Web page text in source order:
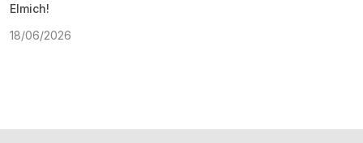
Elmich!
18/06/2026